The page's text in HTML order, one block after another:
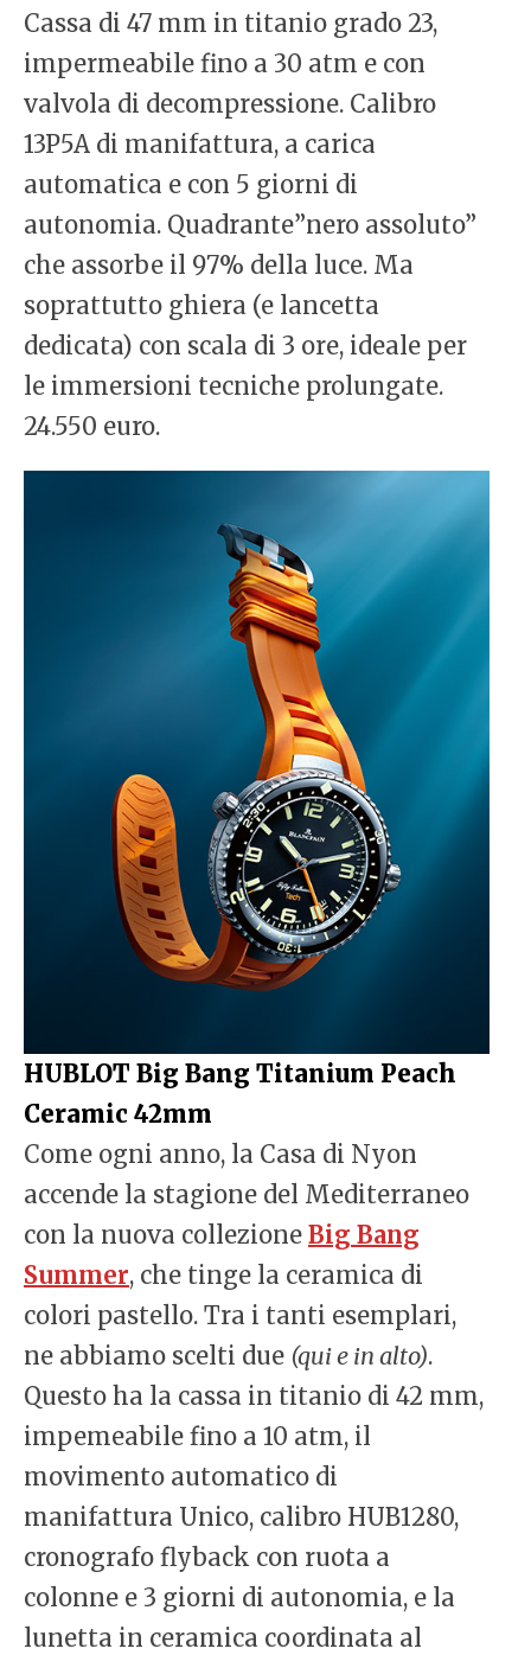
Cassa di 47 mm in titanio grado 23,
impermeabile fino a 30 atm e con
valvola di decompressione. Calibro
13P5A di manifattura, a carica
automatica e con 5 giorni di
autonomia. Quadrante”nero assoluto”
che assorbe il 97% della luce. Ma
soprattutto ghiera (e lancetta
dedicata) con scala di 3 ore, ideale per
le immersioni tecniche prolungate.
24.550 euro.
HUBLOT Big Bang Titanium Peach
Ceramic 42mm
Come ogni anno, la Casa di Nyon
accende la stagione del Mediterraneo
con la nuova collezione Big Bang
Summer, che tinge la ceramica di
colori pastello. Tra i tanti esemplari,
ne abbiamo scelti due (qui e in alto).
Questo ha la cassa in titanio di 42 mm,
impemeabile fino a 10 atm, il
movimento automatico di
manifattura Unico, calibro HUB1280,
cronografo flyback con ruota a
colonne e 3 giorni di autonomia, e la
lunetta in ceramica coordinata al